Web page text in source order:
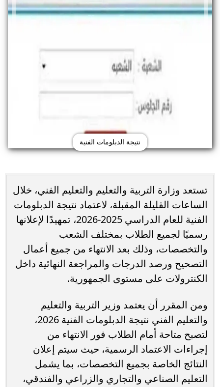
نتيجة الدبلومات الفنية
تستعد وزارة التربية والتعليم والتعليم الفني، خلال
الساعات القليلة المقبلة، لاعتماد نتيجة الدبلومات
الفنية للعام الدراسي 2025-2026، تمهيدًا لإعلانها
رسميًا لجميع الطلاب بمختلف الشعب
والتخصصات، وذلك بعد الانتهاء من جميع أعمال
التصحيح ورصد الدرجات والمراجعة النهائية داخل
الكنترولات على مستوى الجمهورية.
ومن المقرر أن يعتمد وزير التربية والتعليم
والتعليم الفني نتيجة الدبلومات الفنية 2026،
لتصبح متاحة أمام الطلاب فور الانتهاء من
إجراءات الاعتماد الرسمية، حيث سيتم إعلان
النتائج الخاصة بجميع التخصصات، بما يشمل
التعليم الصناعي والتجاري والزراعي والفندقي،